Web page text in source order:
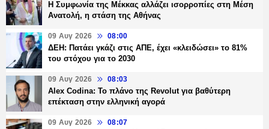
Η Συμφωνία της Μέκκας αλλάζει ισορροπίες στη Μέση
Ανατολή, η στάση της Αθήνας
09 Αυγ 2026 08:00
ΔΕΗ: Πατάει γκάζι στις ΑΠΕ, έχει «κλειδώσει» το 81%
του στόχου για το 2030
09 Αυγ 2026 08:03
Alex Codina: Το πλάνο της Revolut για βαθύτερη
επέκταση στην ελληνική αγορά
09 Αυγ 2026 08:07